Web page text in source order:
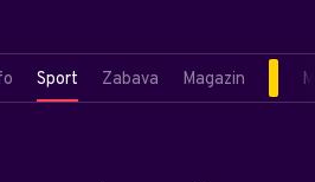
Sport Zabava Magazin